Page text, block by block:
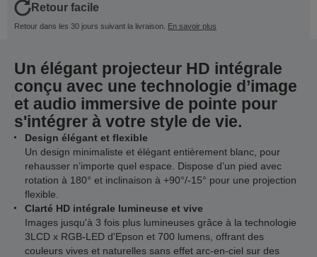
Retour facile
Retour dans les 30 jours suivant la livraison. En savoir plus
Un élégant projecteur HD intégrale
conçu avec une technologie d’image
et audio immersive de pointe pour
s'intégrer à votre style de vie.
Design élégant et flexible
Un design minimaliste et élégant entièrement blanc, pour
rehausser n’importe quel espace. Dispose d’un pied avec
rotation à 180° et inclinaison à +90°/-15° pour une projection
flexible.
Clarté HD intégrale lumineuse et vive
Images jusqu'à 3 fois plus lumineuses grâce à la technologie
3LCD x RGB-LED d'Epson et 700 lumens, offrant des
couleurs vives et naturelles sans effet arc-en-ciel sur des